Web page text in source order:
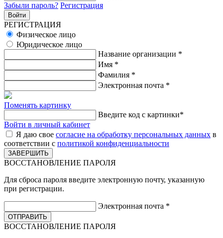
Забыли пароль? Регистрация
РЕГИСТРАЦИЯ
Физическое лицо
Юридическое лицо
Название организации *
Имя *
Фамилия *
Электронная почта *
Поменять картинку
Введите код с картинки*
Войти в личный кабинет
Я даю свое согласие на обработку персональных данных в
соответствии с политикой конфиденциальности
ВОССТАНОВЛЕНИЕ ПАРОЛЯ
Для сброса пароля введите электронную почту, указанную
при регистрации.
Электронная почта *
ВОССТАНОВЛЕНИЕ ПАРОЛЯ